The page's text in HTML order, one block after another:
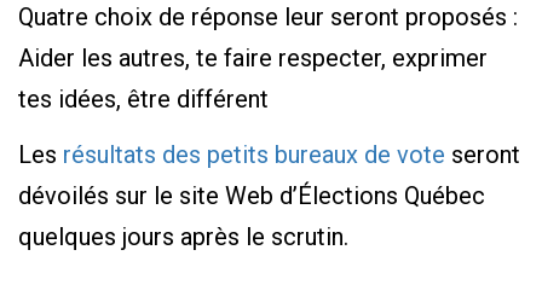
Quatre choix de réponse leur seront proposés :
Aider les autres, te faire respecter, exprimer
tes idées, être différent
Les résultats des petits bureaux de vote seront
dévoilés sur le site Web d’Élections Québec
quelques jours après le scrutin.